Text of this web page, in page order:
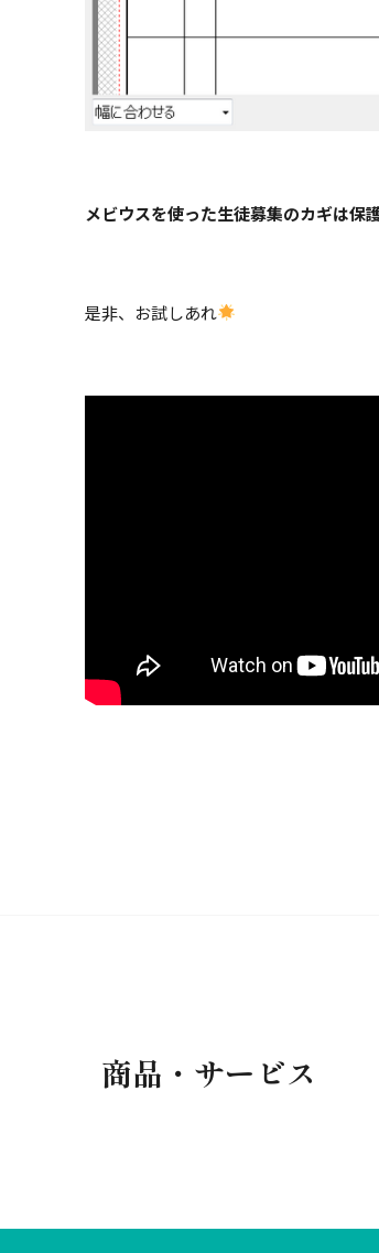
メビウスを使った生徒募集のカギは保
是非、お試しあれ
商品・サービス